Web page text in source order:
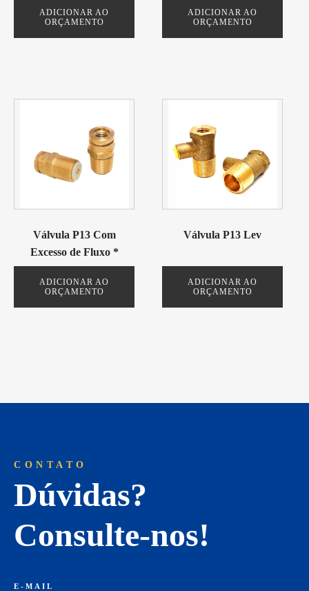
ADICIONAR AO
ORÇAMENTO
ADICIONAR AO
ORÇAMENTO
Válvula P13 Com
Excesso de Fluxo *
ADICIONAR AO
ORÇAMENTO
Válvula P13 Lev
ADICIONAR AO
ORÇAMENTO
CONTATO
Dúvidas?
Consulte-nos!
E-MAIL